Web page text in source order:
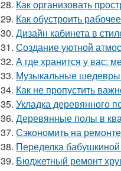
28. Как организовать
29. Как обустроить
30. Дизайн кабинета в
31. Создание уютной
32. А где хранится у вас:
33. Музыкальные шедевры
34. Как не пропустить
35. Укладка деревянного
36. Деревянные полы в
37. Сэкономить на
38. Переделка
39. Бюджетный ремонт